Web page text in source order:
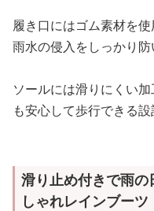
履き口にはゴム素材を
雨水の侵入をしっかり防
ソールには滑りにくい
も安心して歩行できる設
滑り止め付きで雨
しゃれレインブーツ